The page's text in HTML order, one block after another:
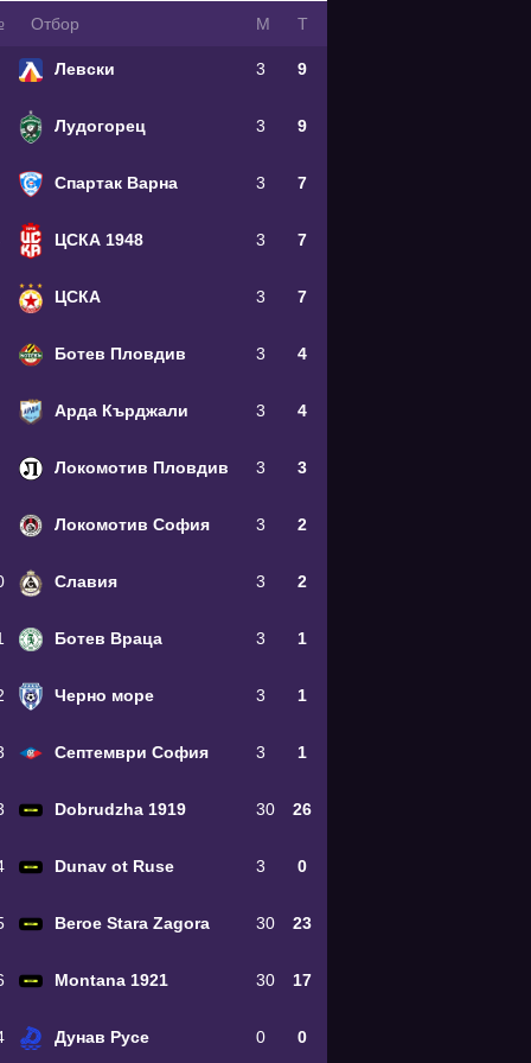
Oтбор М Т
Левски 3 9
Лудогорец 3 9
Спартак Варна 3 7
ЦСКА 1948 3 7
ЦСКА 3 7
Ботев Пловдив 3 4
Арда Кърджали 3 4
Локомотив Пловдив 3 3
Локомотив София 3 2
Славия 3 2
Ботев Враца 3 1
Черно море 3 1
Септември София 3 1
Dobrudzha 1919 30 26
Dunav ot Ruse 3 0
Beroe Stara Zagora 30 23
Montana 1921 30 17
Дунав Русе 0 0